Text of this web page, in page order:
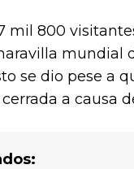
mil 800
mundial
se dio pese a
a causa